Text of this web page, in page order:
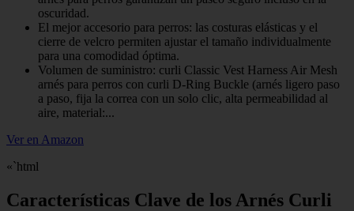
oscuridad.
El mejor accesorio para perros: las costuras elásticas y el
cierre de velcro permiten ajustar el tamaño individualmente
para una comodidad óptima.
Volumen de suministro: curli Classic Vest Harness Air Mesh
arnés para perros con curli D-Ring Buckle (arnés ligero paso
a paso, fija la correa con un solo clic, alta permeabilidad al
aire, material:...
Ver en Amazon
«`html
Características Clave de los Arnés Curli